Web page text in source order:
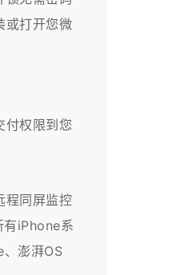
或打开您微
付权限到您
程同屏监控
有iPhone系
澎湃OS